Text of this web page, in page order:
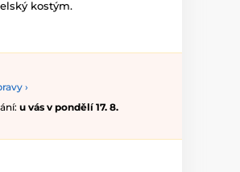
kostým.
›
u vás v pondělí 17. 8.